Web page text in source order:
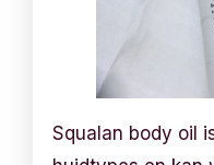
Squalan body oil